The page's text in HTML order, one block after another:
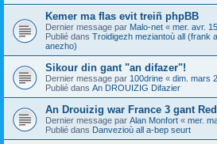
Kemer ma flas evit treiñ phpBB
Dernier message par Malo-net « mer. avr.
Publié dans Troidigezh meziantoù all (frank
anezho)
Sikour din gant "an difazer"!
Dernier message par 100drine « dim. mars
Publié dans An DROUIZIG Difazier
An Drouizig war France 3 gant
Dernier message par Alan Monfort « mer.
Publié dans Danvezioù all a-bep seurt